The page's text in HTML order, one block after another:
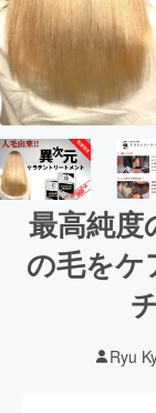
最高純度
の毛をケ
Ryu